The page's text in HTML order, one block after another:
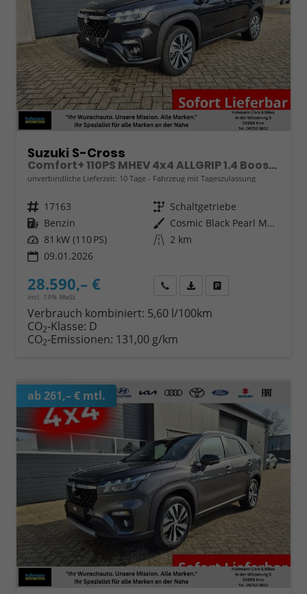
Suzuki S-Cross
Comfort+ 110PS MHEV 4x4 ALLGRIP 1.4 Boosterjet Teilleder Navi Klimaautomatik Sitzheizung ACC PDC v+h 4x Kamera Suzuki-Radio Apple CarPlay Android Auto Touchscreen 2xKeyless 17-LM
unverbindliche Lieferzeit: 10 Tage Fahrzeug mit Tageszulassung
Fahrzeugnr. 17163 Getriebe Schaltgetriebe
Kraftstoff Benzin Außenfarbe
Cosmic Black Pearl Metallic
Leistung 81 kW (110 PS) Kilometerstand 2 km
09.01.2026
28.590,– €
incl. 19% MwSt.
Wir rufen Sie anFahrzeugexposé (PDF)
Verbrauch kombiniert: 5,60 l/100km
CO2-Klasse: D
CO2-Emissionen: 131,00 g/km
ab 261,– € mtl.